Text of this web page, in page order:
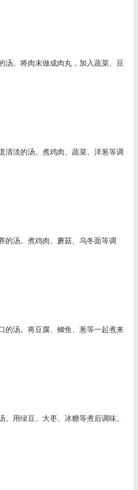
汤。将肉末做成肉丸，加入蔬菜、豆
清淡的汤。煮鸡肉、蔬菜、洋葱等调
的汤。煮鸡肉、蘑菇、乌冬面等调
的汤。将豆腐、鲫鱼、葱等一起煮来
。用绿豆、大枣、冰糖等煮后调味。